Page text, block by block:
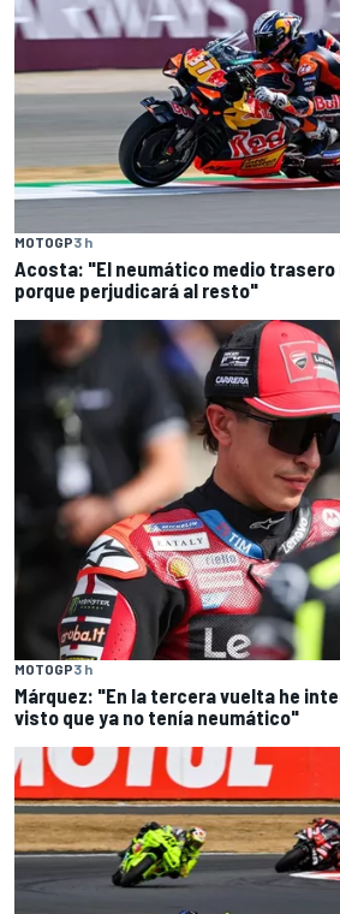
MOTOGP3 h
Acosta: "El neumático medio trasero
porque perjudicará al resto"
MOTOGP3 h
Márquez: "En la tercera vuelta he
visto que ya no tenía neumático"